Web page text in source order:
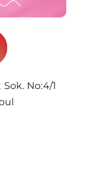
No:4/1